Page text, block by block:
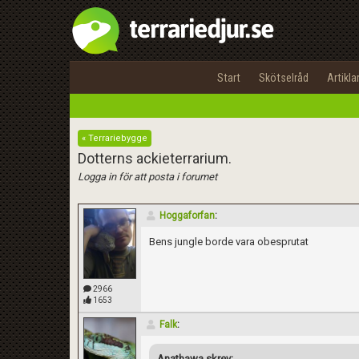
Start Skötselråd Artiklar
« Terrariebygge
Dotterns ackieterrarium.
Logga in för att posta i forumet
2966
1653
Hoggaforfan:
Bens jungle borde vara obesprutat
Falk: